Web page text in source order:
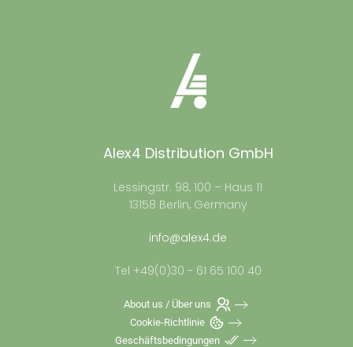
Alex4 Distribution GmbH
Lessingstr. 98, 100 – Haus 11
13158 Berlin, Germany
info@alex4.de
Tel +49(0)30 - 61 65 100 40
About us / Über uns
Cookie-Richtlinie
Geschäftsbedingungen